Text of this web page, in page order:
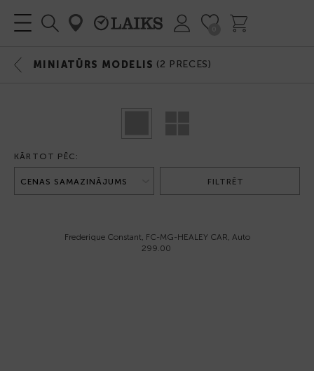
MINIATŪRS MODELIS (2 PRECES)
KĀRTOT PĒC:
FILTRĒT
Frederique Constant, FC-MG-HEALEY CAR, Auto
299.00